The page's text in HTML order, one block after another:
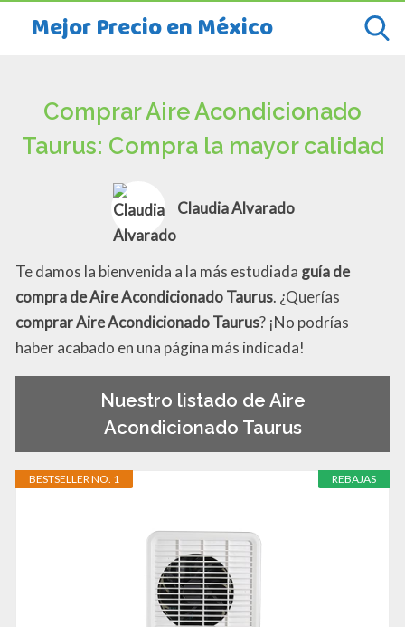
Mejor Precio en México
Comprar Aire Acondicionado
Taurus: Compra la mayor calidad
Claudia Alvarado
Te damos la bienvenida a la más estudiada guía de
compra de Aire Acondicionado Taurus. ¿Querías
comprar Aire Acondicionado Taurus? ¡No podrías
haber acabado en una página más indicada!
Nuestro listado de Aire
Acondicionado Taurus
REBAJAS
BESTSELLER NO. 1